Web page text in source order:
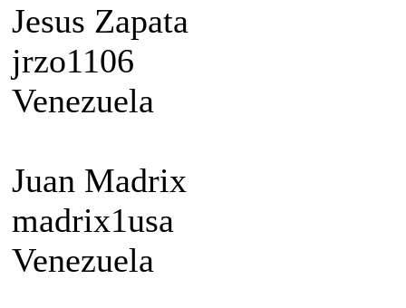
Jesus Zapata
jrzo1106
Venezuela
Juan Madrix
madrix1usa
Venezuela